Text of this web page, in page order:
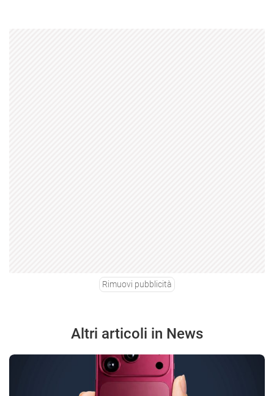
Rimuovi pubblicità
Altri articoli in News